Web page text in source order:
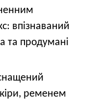
впізнаваний
та продумані
ременем